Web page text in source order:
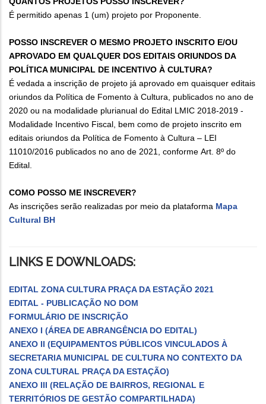
É permitido apenas 1 (um) projeto por Proponente.
POSSO INSCREVER O MESMO PROJETO INSCRITO E/OU
APROVADO EM QUALQUER DOS EDITAIS ORIUNDOS DA
POLÍTICA MUNICIPAL DE INCENTIVO À CULTURA?
É vedada a inscrição de projeto já aprovado em quaisquer editais
oriundos da Política de Fomento à Cultura, publicados no ano de
2020 ou na modalidade plurianual do Edital LMIC 2018‐2019 ‐
Modalidade Incentivo Fiscal, bem como de projeto inscrito em
editais oriundos da Política de Fomento à Cultura – LEI
11010/2016 publicados no ano de 2021, conforme Art. 8º do
Edital.
COMO POSSO ME INSCREVER?
As inscrições serão realizadas por meio da plataforma Mapa
Cultural BH
LINKS E DOWNLOADS:
EDITAL ZONA CULTURA PRAÇA DA ESTAÇÃO 2021
EDITAL - PUBLICAÇÃO NO DOM
FORMULÁRIO DE INSCRIÇÃO
ANEXO I (ÁREA DE ABRANGÊNCIA DO EDITAL)
ANEXO II (EQUIPAMENTOS PÚBLICOS VINCULADOS À
SECRETARIA MUNICIPAL DE CULTURA NO CONTEXTO DA
ZONA CULTURAL PRAÇA DA ESTAÇÃO)
ANEXO III (RELAÇÃO DE BAIRROS, REGIONAL E
TERRITÓRIOS DE GESTÃO COMPARTILHADA)